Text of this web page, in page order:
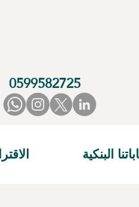
0599582725
البنكية